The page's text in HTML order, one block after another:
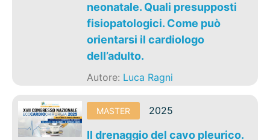
neonatale. Quali presupposti
fisiopatologici. Come può
orientarsi il cardiologo
dell’adulto.
Autore: Luca Ragni
MASTER 2025
Il drenaggio del cavo pleurico.